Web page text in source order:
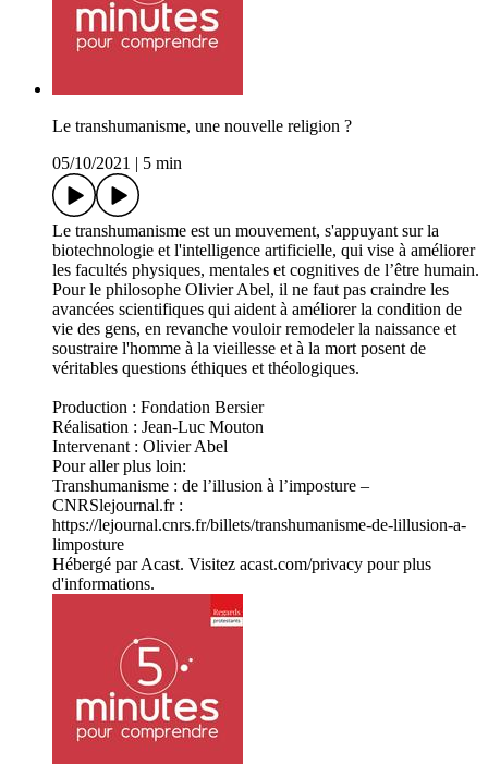
Le transhumanisme, une nouvelle religion ?
05/10/2021
5 min
Le transhumanisme est un mouvement, s'appuyant sur la
biotechnologie et l'intelligence artificielle, qui vise à améliorer
les facultés physiques, mentales et cognitives de l’être humain.
Pour le philosophe Olivier Abel, il ne faut pas craindre les
avancées scientifiques qui aident à améliorer la condition de
vie des gens, en revanche vouloir remodeler la naissance et
soustraire l'homme à la vieillesse et à la mort posent de
véritables questions éthiques et théologiques.
Production : Fondation Bersier
Réalisation : Jean-Luc Mouton
Intervenant : Olivier Abel
Pour aller plus loin:
Transhumanisme : de l’illusion à l’imposture –
CNRSlejournal.fr :
https://lejournal.cnrs.fr/billets/transhumanisme-de-lillusion-a-
limposture
Hébergé par Acast. Visitez acast.com/privacy pour plus
d'informations.